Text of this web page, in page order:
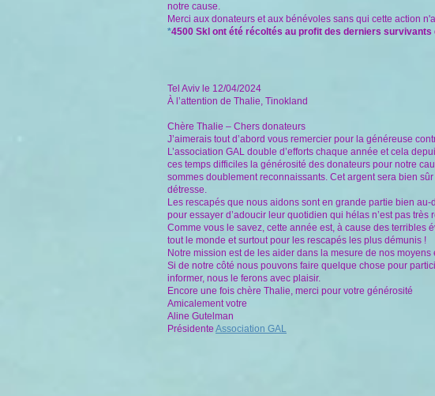
notre cause.
Merci aux donateurs et aux bénévoles sans qui cette action
*4500 Skl ont été récoltés au profit des derniers survivants
Tel Aviv le 12/04/2024
À l’attention de Thalie, Tinokland
Chère Thalie – Chers donateurs
J’aimerais tout d’abord vous remercier pour la généreuse
L’association GAL double d’efforts chaque année et cela
ces temps difficiles la générosité des donateurs pour notre
sommes doublement reconnaissants. Cet argent sera bien
détresse.
Les rescapés que nous aidons sont en grande partie bien
pour essayer d’adoucir leur quotidien qui hélas n’est pas très
Comme vous le savez, cette année est, à cause des
tout le monde et surtout pour les rescapés les plus démunis !
Notre mission est de les aider dans la mesure de nos
Si de notre côté nous pouvons faire quelque chose pour
informer, nous le ferons avec plaisir.
Encore une fois chère Thalie, merci pour votre générosité
Amicalement votre
Aline Gutelman
Présidente Association GAL